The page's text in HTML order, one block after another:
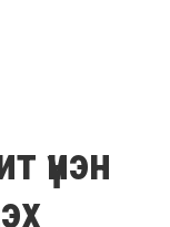
үнэн